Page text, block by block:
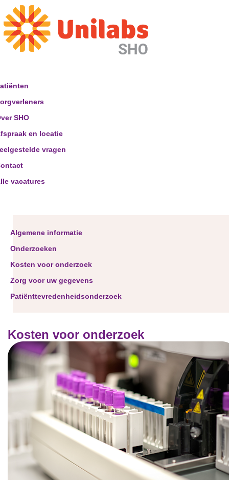
SHO
en locatie
vragen
vacatures
Algemene informatie
Onderzoeken
Kosten voor onderzoek
Zorg voor uw gegevens
Patiënttevredenheidsonderzoek
Kosten voor onderzoek